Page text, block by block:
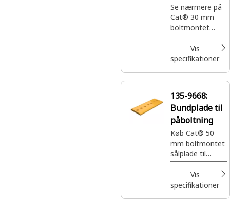
mm
Se nærmere på
Cat® 30 mm
boltmontet
skovlskær, del
139-9230,
højre/venstre.
beskytte skovlen
samtidig
forbedre
ydeevnen.
Vis
specifikationer
135-9668:
Bundplade til
påboltning
Køb Cat® 50
mm boltmontet
sålplade til
maskiner
kompatible med
135-9668.
Vis
specifikationer